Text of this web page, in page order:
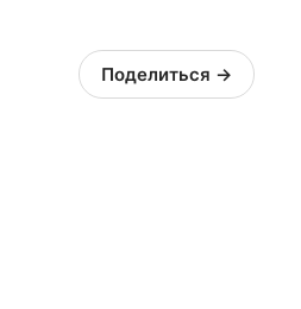
Поделиться →